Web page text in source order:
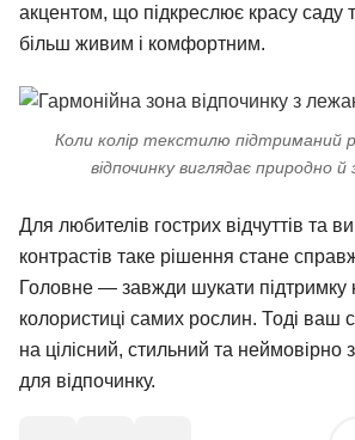
акцентом, що підкреслює красу саду
більш живим і комфортним.
Коли колір текстилю підтриманий
відпочинку виглядає природно й
Для любителів гострих відчуттів та
контрастів таке рішення стане
Головне — завжди шукати підтримку
колористиці самих рослин. Тоді ваш
на цілісний, стильний та неймовірно
для відпочинку.